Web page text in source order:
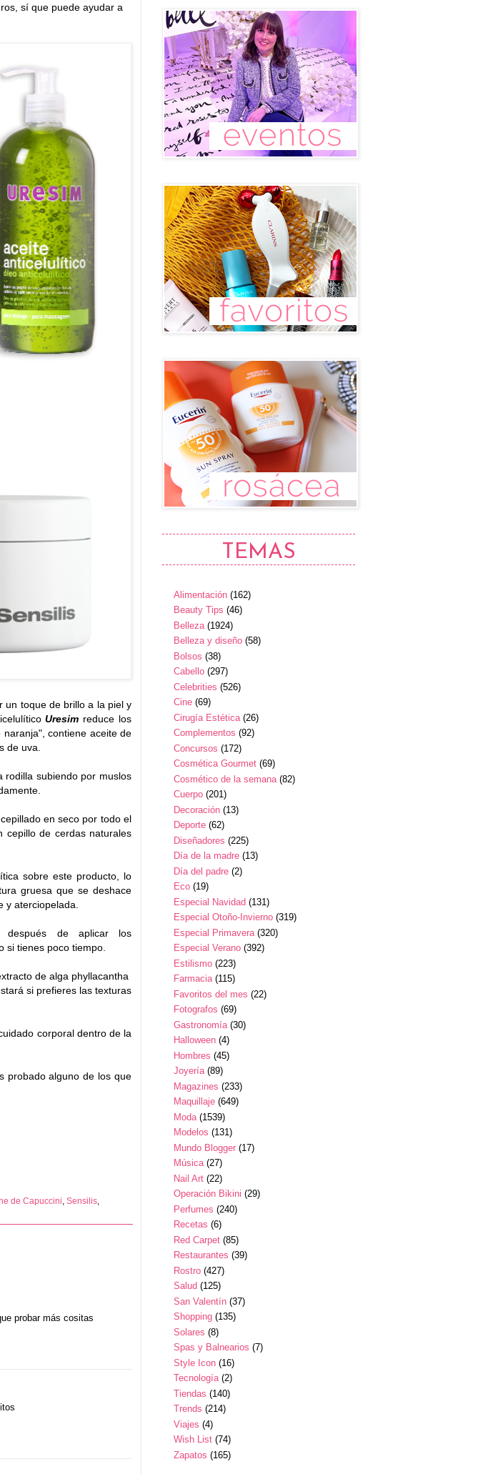
sí que puede ayudar a
un toque de brillo a la piel y
Uresim reduce los
contiene aceite de
de uva.
rodilla subiendo por muslos
en seco por todo el
cepillo de cerdas naturales
sobre este producto, lo
gruesa que se deshace
y aterciopelada.
de aplicar los
si tienes poco tiempo.
de alga phyllacantha
si prefieres las texturas
corporal dentro de la
probado alguno de los que
de Capuccini Sensilis
probar más cositas
TEMAS
Alimentación (162)
Beauty Tips (46)
Belleza (1924)
Belleza y diseño (58)
Bolsos (38)
Cabello (297)
Celebrities (526)
Cine (69)
Cirugía Estética (26)
Complementos (92)
Concursos (172)
Cosmética Gourmet (69)
Cosmético de la semana (82)
Cuerpo (201)
Decoración (13)
Deporte (62)
Diseñadores (225)
Día de la madre (13)
Día del padre (2)
Eco (19)
Especial Navidad (131)
Especial Otoño-Invierno (319)
Especial Primavera (320)
Especial Verano (392)
Estilismo (223)
Farmacia (115)
Favoritos del mes (22)
Fotografos (69)
Gastronomía (30)
Halloween (4)
Hombres (45)
Joyería (89)
Magazines (233)
Maquillaje (649)
Moda (1539)
Modelos (131)
Mundo Blogger (17)
Música (27)
Nail Art (22)
Operación Bikini (29)
Perfumes (240)
Recetas (6)
Red Carpet (85)
Restaurantes (39)
Rostro (427)
Salud (125)
San Valentín (37)
Shopping (135)
Solares (8)
Spas y Balnearios (7)
Style Icon (16)
Tecnología (2)
Tiendas (140)
Trends (214)
Viajes (4)
Wish List (74)
Zapatos (165)